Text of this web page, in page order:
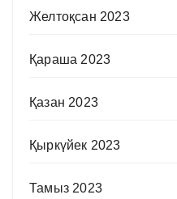
Желтоқсан 2023
Қараша 2023
Қазан 2023
Қыркүйек 2023
Тамыз 2023